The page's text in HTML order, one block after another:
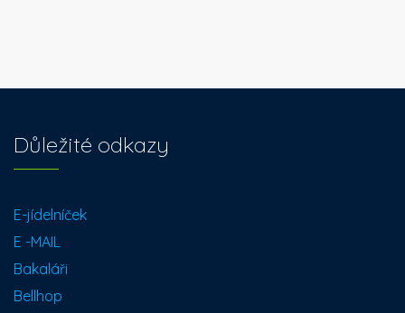
Důležité odkazy
E-jídelníček
E -MAIL
Bakaláři
Bellhop